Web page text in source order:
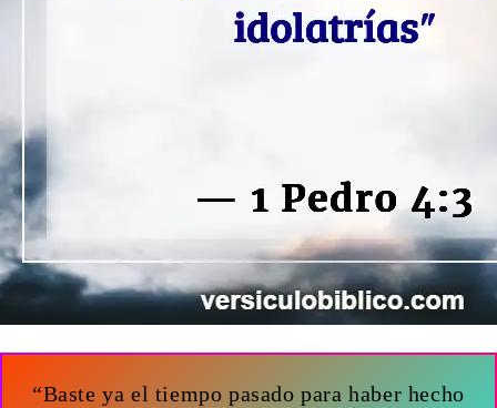
“Baste ya el tiempo pasado para haber hecho